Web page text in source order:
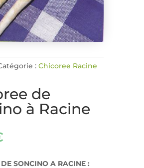
: Chicoree Racine
de
à Racine
SONCINO A RACINE :